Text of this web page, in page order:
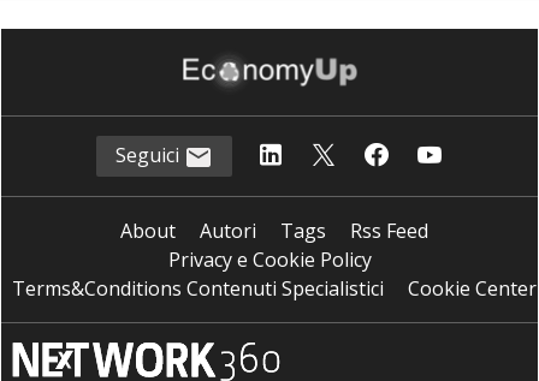
Seguici
About Autori Tags
Rss Feed
Privacy e Cookie Policy
Terms&Conditions Contenuti Specialistici
Cookie Center